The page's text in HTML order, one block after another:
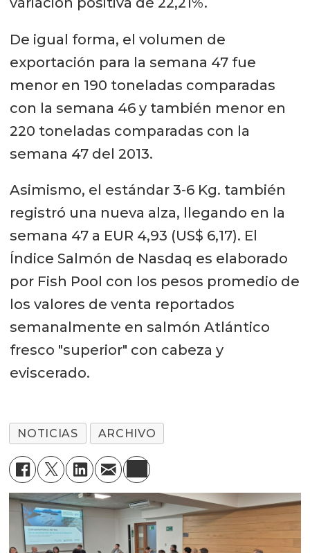
De igual forma, el volumen de
exportación para la semana 47 fue
menor en 190 toneladas comparadas
con la semana 46 y también menor en
220 toneladas comparadas con la
semana 47 del 2013.
Asimismo, el estándar 3-6 Kg. también
registró una nueva alza, llegando en la
semana 47 a EUR 4,93 (US$ 6,17). El
Índice Salmón de Nasdaq es elaborado
por Fish Pool con los pesos promedio de
los valores de venta reportados
semanalmente en salmón Atlántico
fresco "superior" con cabeza y
eviscerado.
NOTICIAS ARCHIVO